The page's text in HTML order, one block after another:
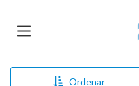
Ordenar